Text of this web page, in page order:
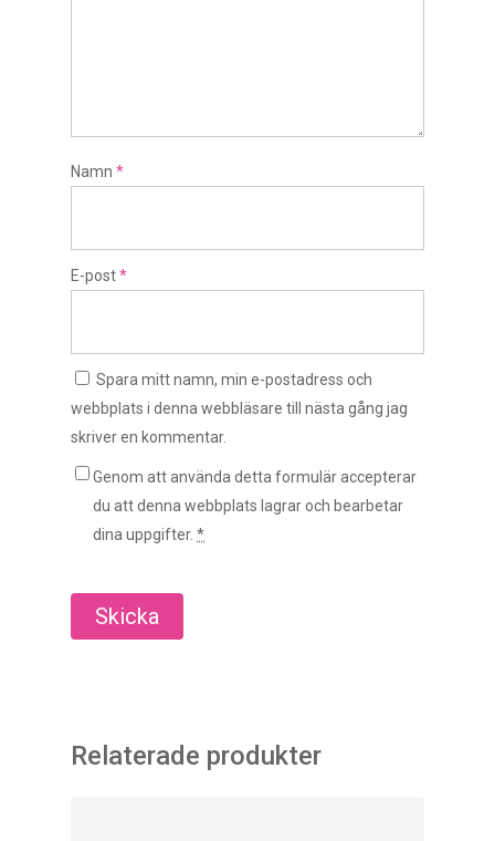
Namn *
E-post*
Spara mitt namn, min e-postadress och
webbplats i denna webbläsare till nästa gång jag
skriver en kommentar.
Genom att använda detta formulär accepterar
du att denna webbplats lagrar och bearbetar
dina uppgifter. *
Relaterade produkter